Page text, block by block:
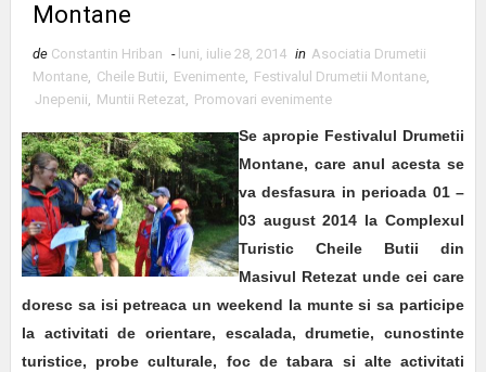
Montane
de Constantin Hriban - luni, iulie 28, 2014 in Asociatia Drumetii
Montane, Cheile Butii, Evenimente, Festivalul Drumetii Montane,
Jnepenii, Muntii Retezat, Promovari evenimente
Se apropie Festivalul Drumetii
Montane, care anul acesta se
va desfasura in perioada 01 –
03 august 2014 la Complexul
Turistic Cheile Butii din
Masivul Retezat unde cei care
doresc sa isi petreaca un weekend la munte si sa participe
la activitati de orientare, escalada, drumetie, cunostinte
turistice, probe culturale, foc de tabara si alte activitati